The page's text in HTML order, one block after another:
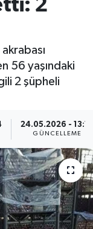
2
56 yaşındaki
2 şüpheli
24.05.2026 -
GÜNCELLEME